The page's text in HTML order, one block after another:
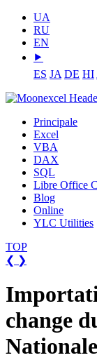
UA
RU
EN
⯈
ES JA DE HI
Principale
Excel
VBA
DAX
SQL
Libre Office
Blog
Online
YLC Utilities
TOP
❮ ❯
change